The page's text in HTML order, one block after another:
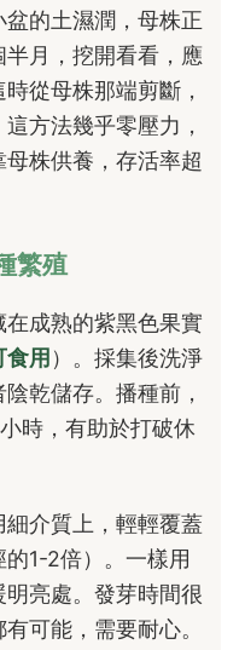
的土濕潤，母株正
月，挖開看看，應
從母株那端剪斷，
方法幾乎零壓力，
株供養，存活率超
繁殖
成熟的紫黑色果實
用 ）。採集後洗淨
乾儲存。播種前，
時，有助於打破休
介質上，輕輕覆蓋
1-2倍）。一樣用
亮處。發芽時間很
可能，需要耐心。